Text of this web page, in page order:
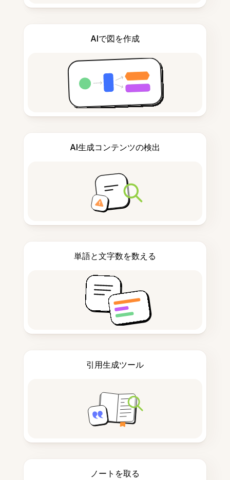
AIで図を作成
AI生成コンテンツの検出
単語と文字数を数える
引用生成ツール
ノートを取る